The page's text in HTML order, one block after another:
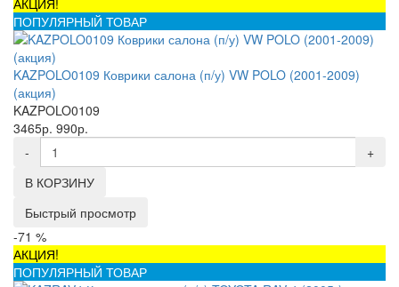
АКЦИЯ!
ПОПУЛЯРНЫЙ ТОВАР
KAZPOLO0109 Коврики салона (п/у) VW POLO (2001-2009)
(акция)
KAZPOLO0109
3465р. 990р.
-
+
В КОРЗИНУ
Быстрый просмотр
-71 %
АКЦИЯ!
ПОПУЛЯРНЫЙ ТОВАР